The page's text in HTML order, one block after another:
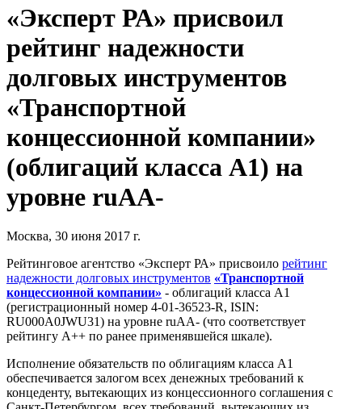
«Эксперт РА» присвоил
рейтинг надежности
долговых инструментов
«Транспортной
концессионной компании»
(облигаций класса А1) на
уровне ruAA-
Москва, 30 июня 2017 г.
Рейтинговое агентство «Эксперт РА» присвоило рейтинг
надежности долговых инструментов «Транспортной
концессионной компании» - облигаций класса А1
(регистрационный номер 4-01-36523-R, ISIN:
RU000A0JWU31) на уровне ruAA- (что соответствует
рейтингу А++ по ранее применявшейся шкале).
Исполнение обязательств по облигациям класса А1
обеспечивается залогом всех денежных требований к
концеденту, вытекающих из концессионного соглашения с